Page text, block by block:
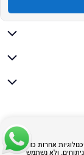
אחרות כדי
ולא נשתמש